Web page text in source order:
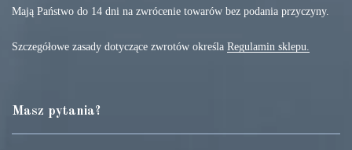
Mają Państwo do 14 dni na zwrócenie towarów bez podania przyczyny.
Szczegółowe zasady dotyczące zwrotów określa Regulamin sklepu.
Masz pytania?